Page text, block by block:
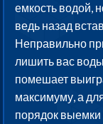
емкость водой,
ведь назад
Неправильно
лишить вас
помешает
максимуму, а
порядок выемки